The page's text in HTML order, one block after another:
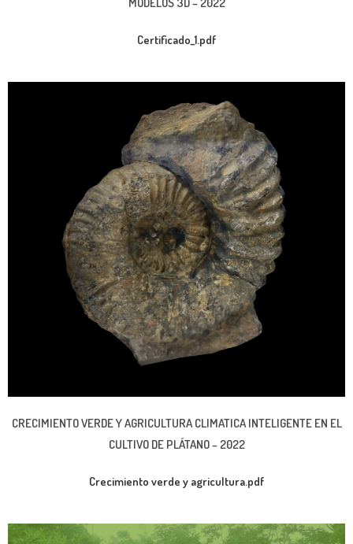
Certificado_1.pdf
CRECIMIENTO VERDE Y AGRICULTURA CLIMATICA INTELIGENTE EN EL
CULTIVO DE PLÁTANO– 2022
Crecimiento verde y agricultura.pdf